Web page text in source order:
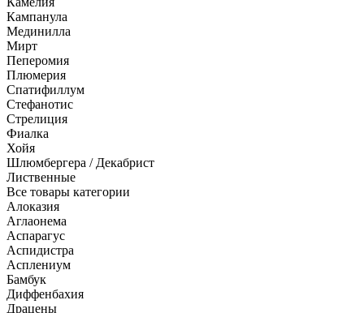
Кампанула
Мединилла
Мирт
Пеперомия
Плюмерия
Спатифиллум
Стефанотис
Стрелиция
Фиалка
Хойя
Шлюмбергера / Декабрист
Лиственные
Все товары категории
Алоказия
Аглаонема
Аспарагус
Аспидистра
Асплениум
Бамбук
Диффенбахия
Драцены